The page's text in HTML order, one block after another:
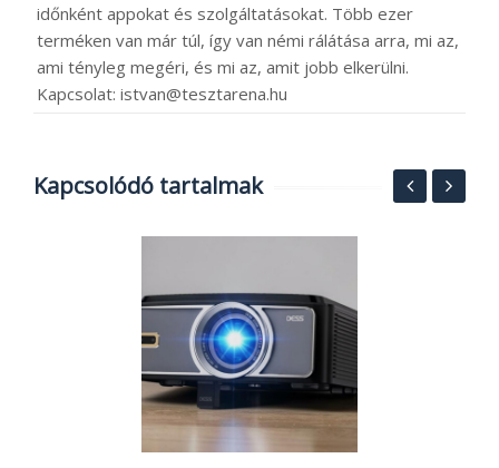
időnként appokat és szolgáltatásokat. Több ezer
terméken van már túl, így van némi rálátása arra, mi az,
ami tényleg megéri, és mi az, amit jobb elkerülni.
Kapcsolat: istvan@tesztarena.hu
Kapcsolódó tartalmak